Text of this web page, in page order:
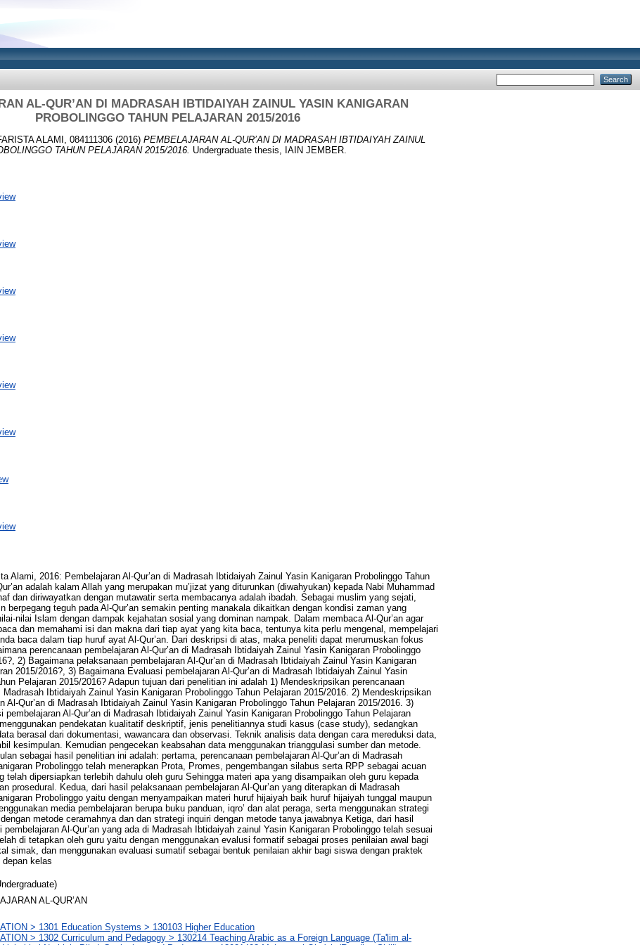
AL-QUR’AN DI MADRASAH IBTIDAIYAH ZAINUL YASIN KANIGARAN
PROBOLINGGO TAHUN PELAJARAN 2015/2016
ALAMI, 084111306 (2016) PEMBELAJARAN AL-QUR’AN DI MADRASAH IBTIDAIYAH ZAINUL
TAHUN PELAJARAN 2015/2016. Undergraduate thesis, IAIN JEMBER.
Alami, 2016: Pembelajaran Al-Qur’an di Madrasah Ibtidaiyah Zainul Yasin Kanigaran Probolinggo Tahun
adalah kalam Allah yang merupakan mu’jizat yang diturunkan (diwahyukan) kepada Nabi Muhammad
dan diriwayatkan dengan mutawatir serta membacanya adalah ibadah. Sebagai muslim yang sejati,
berpegang teguh pada Al-Qur’an semakin penting manakala dikaitkan dengan kondisi zaman yang
nilai Islam dengan dampak kejahatan sosial yang dominan nampak. Dalam membaca Al-Qur’an agar
dan memahami isi dan makna dari tiap ayat yang kita baca, tentunya kita perlu mengenal, mempelajari
baca dalam tiap huruf ayat Al-Qur’an. Dari deskripsi di atas, maka peneliti dapat merumuskan fokus
perencanaan pembelajaran Al-Qur’an di Madrasah Ibtidaiyah Zainul Yasin Kanigaran Probolinggo
2) Bagaimana pelaksanaan pembelajaran Al-Qur’an di Madrasah Ibtidaiyah Zainul Yasin Kanigaran
2015/2016?, 3) Bagaimana Evaluasi pembelajaran Al-Qur’an di Madrasah Ibtidaiyah Zainul Yasin
Pelajaran 2015/2016? Adapun tujuan dari penelitian ini adalah 1) Mendeskripsikan perencanaan
Madrasah Ibtidaiyah Zainul Yasin Kanigaran Probolinggo Tahun Pelajaran 2015/2016. 2) Mendeskripsikan
Al-Qur’an di Madrasah Ibtidaiyah Zainul Yasin Kanigaran Probolinggo Tahun Pelajaran 2015/2016. 3)
pembelajaran Al-Qur’an di Madrasah Ibtidaiyah Zainul Yasin Kanigaran Probolinggo Tahun Pelajaran
pendekatan kualitatif deskriptif, jenis penelitiannya studi kasus (case study), sedangkan
berasal dari dokumentasi, wawancara dan observasi. Teknik analisis data dengan cara mereduksi data,
kesimpulan. Kemudian pengecekan keabsahan data menggunakan trianggulasi sumber dan metode.
sebagai hasil penelitian ini adalah: pertama, perencanaan pembelajaran Al-Qur’an di Madrasah
Probolinggo telah menerapkan Prota, Promes, pengembangan silabus serta RPP sebagai acuan
telah dipersiapkan terlebih dahulu oleh guru Sehingga materi apa yang disampaikan oleh guru kepada
prosedural. Kedua, dari hasil pelaksanaan pembelajaran Al-Qur’an yang diterapkan di Madrasah
Probolinggo yaitu dengan menyampaikan materi huruf hijaiyah baik huruf hijaiyah tunggal maupun
media pembelajaran berupa buku panduan, iqro’ dan alat peraga, serta menggunakan strategi
metode ceramahnya dan dan strategi inquiri dengan metode tanya jawabnya Ketiga, dari hasil
Al-Qur’an yang ada di Madrasah Ibtidaiyah zainul Yasin Kanigaran Probolinggo telah sesuai
di tetapkan oleh guru yaitu dengan menggunakan evalusi formatif sebagai proses penilaian awal bagi
simak, dan menggunakan evaluasi sumatif sebagai bentuk penilaian akhir bagi siswa dengan praktek
kelas
AL-QUR’AN
> 1301 Education Systems > 130103 Higher Education
> 1302 Curriculum and Pedagogy > 130214 Teaching Arabic as a Foreign Language (Ta'lim al-